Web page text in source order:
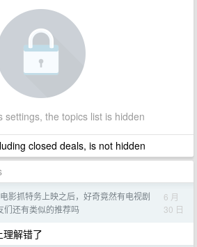
settings, the topics list is hidden
closed deals, is not hidden
电影抓特务上映之后，好奇竟然有电视剧
们还有类似的推荐吗
6 月
30 日
解错了